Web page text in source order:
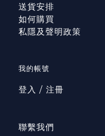
送貨安排
如何購買
私隱及聲明政策
我的帳號
登入 / 注冊
聯繫我們